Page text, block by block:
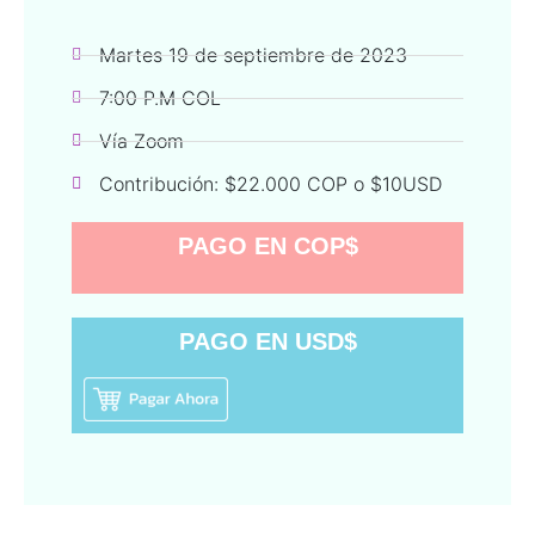
Martes 19 de septiembre de 2023
7:00 P.M COL
Vía Zoom
Contribución: $22.000 COP o $10USD
PAGO EN COP$
PAGO EN USD$